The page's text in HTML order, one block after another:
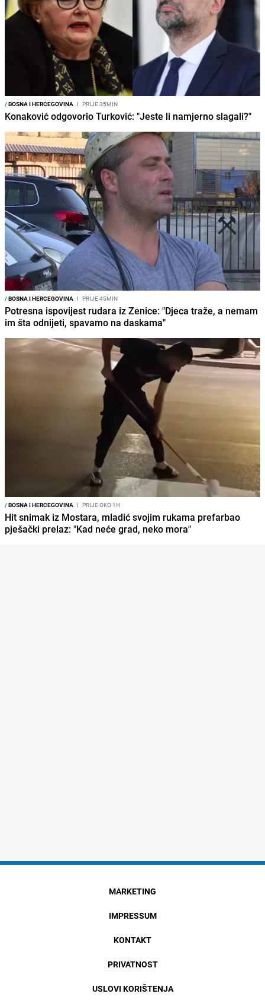
/BOSNA I HERCEGOVINA I PRIJE 35MIN
Konaković odgovorio Turković: "Jeste li namjerno slagali?"
/BOSNA I HERCEGOVINA I PRIJE 45MIN
Potresna ispovijest rudara iz Zenice: "Djeca traže, a nemam
im šta odnijeti, spavamo na daskama"
/BOSNA I HERCEGOVINA I PRIJE OKO 1H
Hit snimak iz Mostara, mladić svojim rukama prefarbao
pješački prelaz: "Kad neće grad, neko mora"
MARKETING
IMPRESSUM
KONTAKT
PRIVATNOST
USLOVI KORIŠTENJA